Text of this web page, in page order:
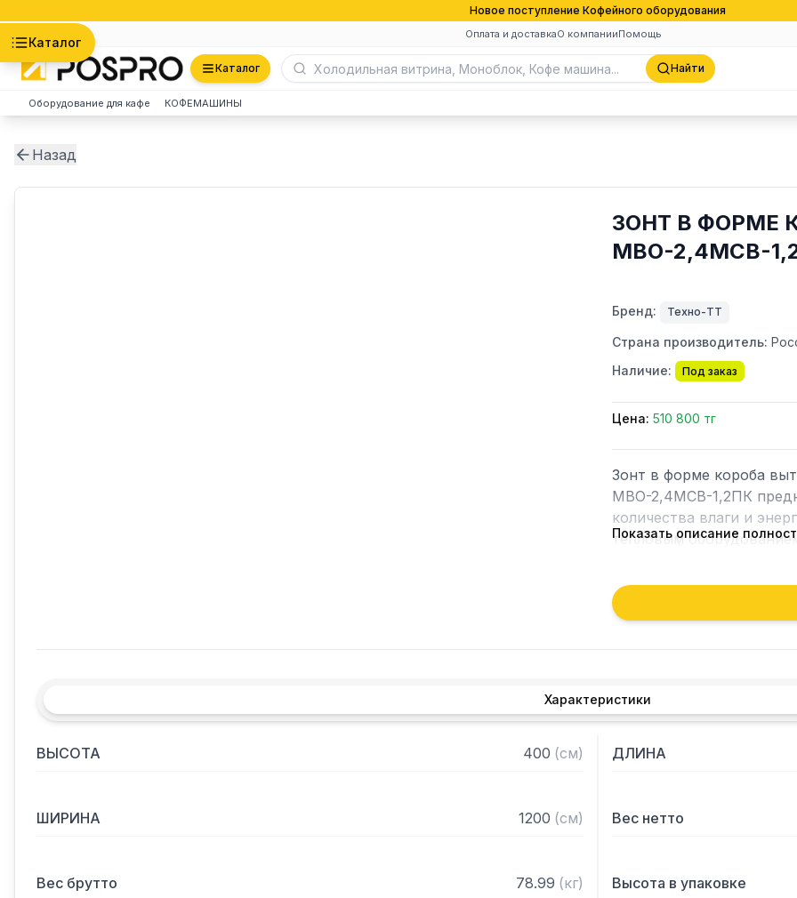
Новое поступление Кофейного оборудования
Оплата и доставкаО компанииПомощь
Каталог
Каталог Найти
Оборудование для кафе КОФЕМАШИНЫ
Назад
ЗОНТ В ФОРМЕ
МВО-2,4МСВ-
Бренд: Техно-ТТ
Страна производитель:
Наличие:
Под заказ
Цена: 510 800 тг
Зонт в форме короба
МВО-2,4МСВ-1,2ПК
количества влаги и
тепловым
Кроме того, зонт
которые в противном
утвари. Поэтому это
и защищает сотрудников
— Бескаркасный
— Поставляется в
Показать описание
Характеристики
ВЫСОТА 400 (см) ДЛИНА
ШИРИНА 1200 (см) Вес нетто
Вес брутто 78.99 (кг) Высота в упаковке